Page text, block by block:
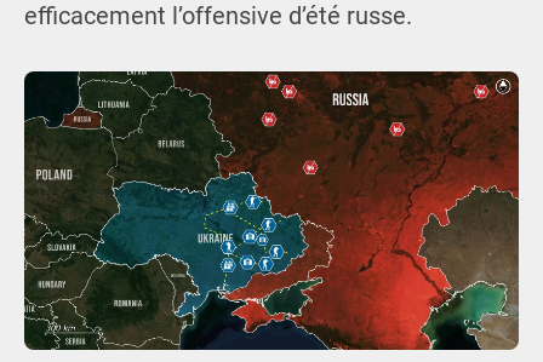
efficacement l’offensive d’été russe.